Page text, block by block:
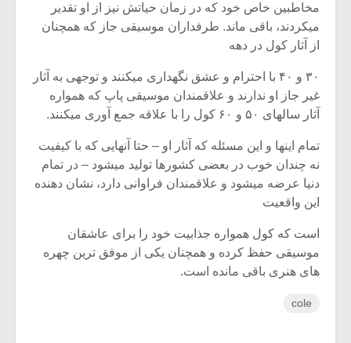
مخاطبین خاص خود که در زمان حیاتش نیز از او تقدیر
میکردند، باقی ماند. طرفداران موسیقی جاز که همچنان
از آثار کول در دهه
۳۰ و ۴۰ با احترام و عشق نگهداری میکنند و توجهی به آثار
غیر جاز او ندارند و علاقمندان موسیقی پاپ که همواره
آثار سالهای ۵۰ و ۶۰ کول را با علاقه جمع آوری میکنند.
تمام اینها و این مسئله که آثار او – حتا آنهایی که با کیفیت
نه چندان خوب در بعضی کشورها تولید میشود – در تمام
دنیا عرضه میشود و علاقمندان فراوانی دارد، نشان دهنده
این واقعیت
است که کول همواره جذابیت خود را برای عاشقان
موسیقی حفظ کرده و همچنان یکی از موفق ترین چهره
های هنری باقی مانده است.
cole